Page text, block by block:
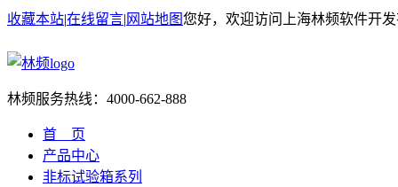
收藏本站|在线留言| 网站地图您好，欢迎访问上海林频软件开
林频服务热线： 4000-662-888
首 页
产品中心
非标试验箱系列